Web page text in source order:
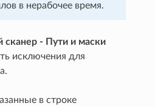
в нерабочее время.
cканер - Пути и маски
исключения для
в строке